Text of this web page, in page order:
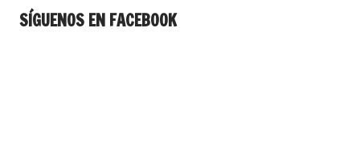
SÍGUENOS EN FACEBOOK